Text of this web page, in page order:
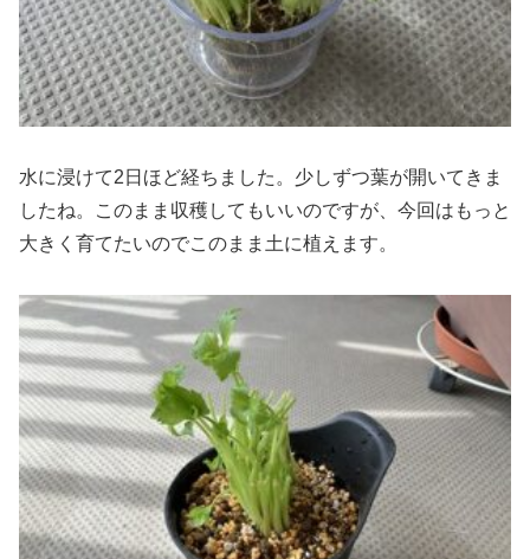
水に浸けて2日ほど経ちました。少しずつ葉が開いてきま
したね。このまま収穫してもいいのですが、今回はもっと
大きく育てたいのでこのまま土に植えます。